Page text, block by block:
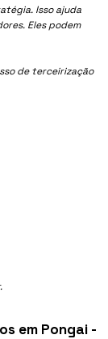
Isso ajuda
Eles podem
de terceirização
em Pongai -